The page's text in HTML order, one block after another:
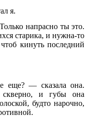
я.
напрасно ты это.
старика, и нужна-то
кинуть последний
еще? — сказала она.
скверно, и губы она
будто нарочно,